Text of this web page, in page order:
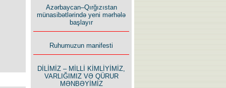
Bu yolda mən varam!
Azərbaycan–Qırğızıstan
münasibətlərində yeni mərhələ
başlayır
Ruhumuzun manifesti
DİLİMİZ – MİLLİ KİMLİYİMİZ,
VARLIĞIMIZ VƏ QÜRUR
MƏNBƏYİMİZ